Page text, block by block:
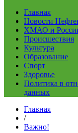
Главная
Новости
ХМАО и
Происшествия
Культура
Образование
Спорт
Здоровье
Политика в
данных
Главная
/
Важно!